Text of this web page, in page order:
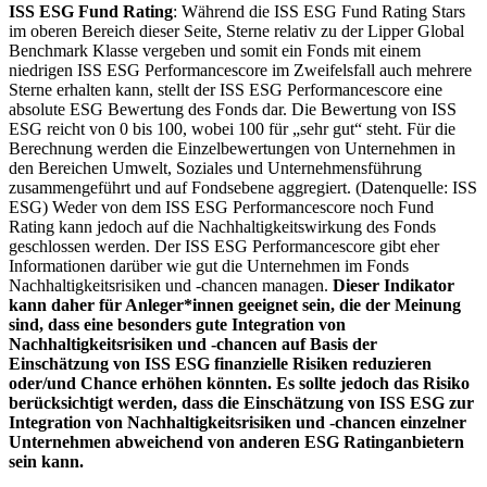
ISS ESG Fund Rating: Während die ISS ESG Fund Rating Stars
im oberen Bereich dieser Seite, Sterne relativ zu der Lipper Global
Benchmark Klasse vergeben und somit ein Fonds mit einem
niedrigen ISS ESG Performancescore im Zweifelsfall auch mehrere
Sterne erhalten kann, stellt der ISS ESG Performancescore eine
absolute ESG Bewertung des Fonds dar. Die Bewertung von ISS
ESG reicht von 0 bis 100, wobei 100 für „sehr gut“ steht. Für die
Berechnung werden die Einzelbewertungen von Unternehmen in
den Bereichen Umwelt, Soziales und Unternehmensführung
zusammengeführt und auf Fondsebene aggregiert. (Datenquelle: ISS
ESG) Weder von dem ISS ESG Performancescore noch Fund
Rating kann jedoch auf die Nachhaltigkeitswirkung des Fonds
geschlossen werden. Der ISS ESG Performancescore gibt eher
Informationen darüber wie gut die Unternehmen im Fonds
Nachhaltigkeitsrisiken und -chancen managen. Dieser Indikator
kann daher für Anleger*innen geeignet sein, die der Meinung
sind, dass eine besonders gute Integration von
Nachhaltigkeitsrisiken und -chancen auf Basis der
Einschätzung von ISS ESG finanzielle Risiken reduzieren
oder/und Chance erhöhen könnten. Es sollte jedoch das Risiko
berücksichtigt werden, dass die Einschätzung von ISS ESG zur
Integration von Nachhaltigkeitsrisiken und -chancen einzelner
Unternehmen abweichend von anderen ESG Ratinganbietern
sein kann.